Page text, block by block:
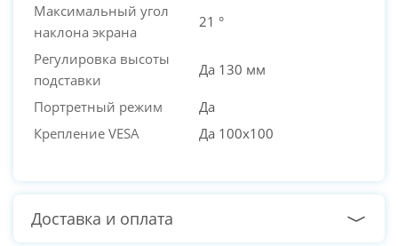
Максимальный угол
наклона экрана
21 °
Регулировка высоты
подставки
Да 130 мм
Портретный режим
Да
Крепление VESA
Да 100x100
Доставка и оплата